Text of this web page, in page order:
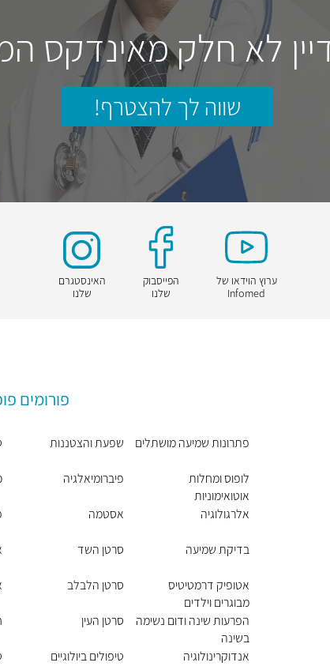
לא חלק מאינדקס
שווה לך להצטרף!
ערוץ הוידאו של
Infomed
הפייסבוק
שלנו
האינסטגרם
שלנו
פורומים
פתרונות שמיעה מושתלים
לופוס ומחלות
אוטואימוניות
אלרגולוגיה
בדיקת שמיעה
אטופיק דרמטיטיס
מבוגרים וילדים
הפרעות שינה ודום נשימה
בשינה
אנדוקרינולוגיה
שפעת והצטננות
פיברומיאלגיה
אסטמה
סרטן השד
סרטן הלבלב
סרטן העין
טיפולים ביולוגיים